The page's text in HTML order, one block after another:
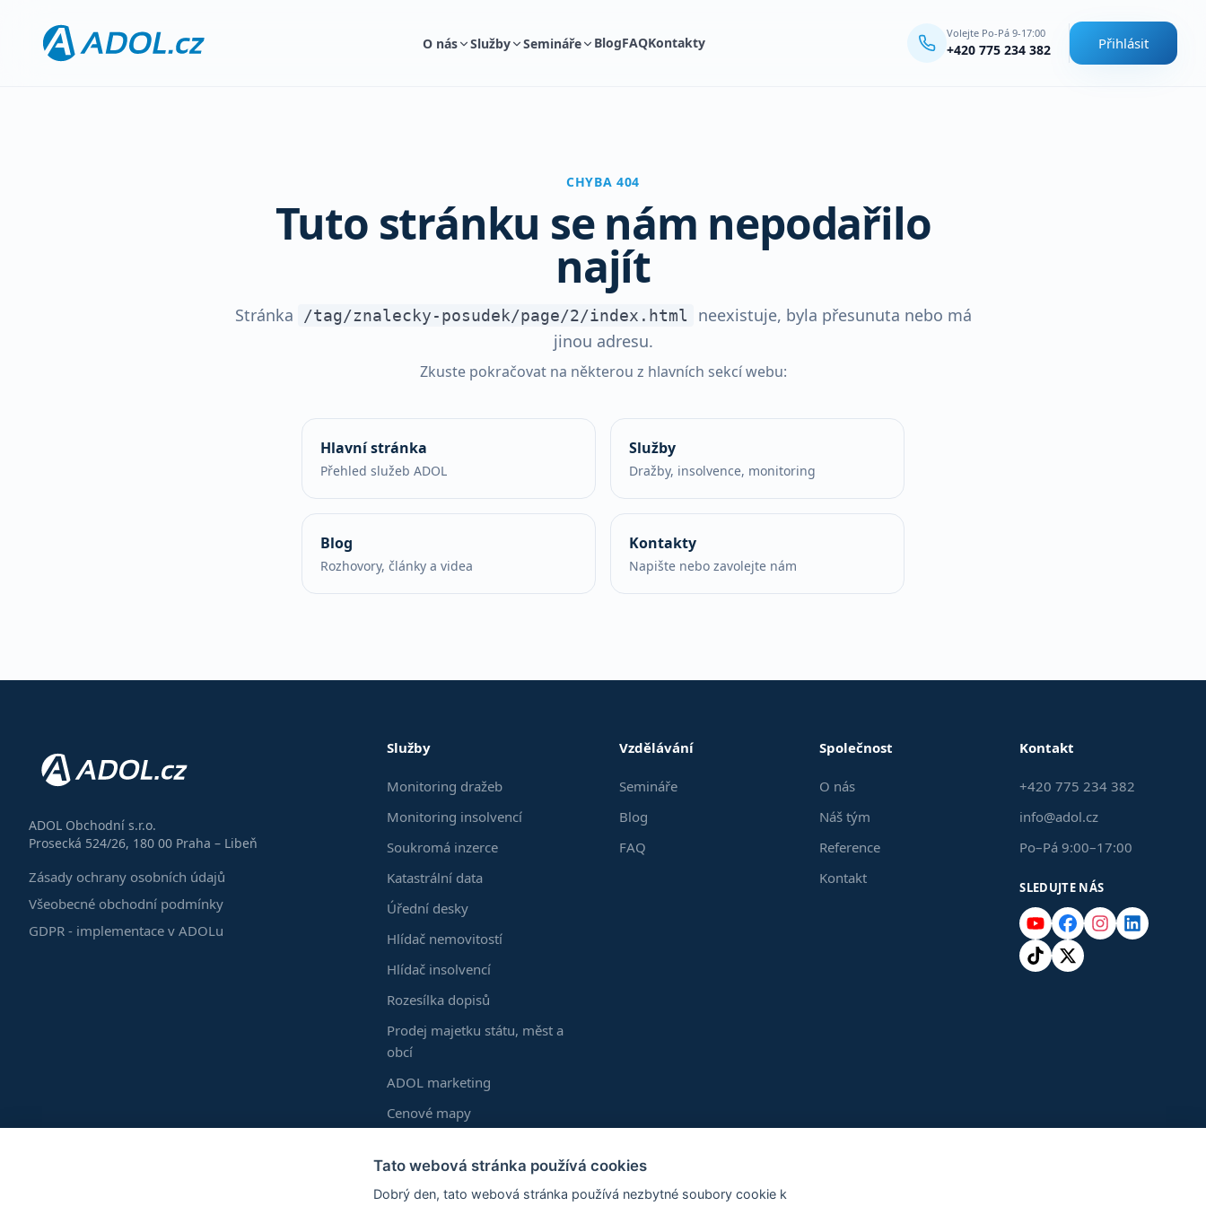
O nás Služby Semináře BlogFAQKontakty
Volejte Po-Pá 9-17:00
+420 775 234 382 Přihlásit
CHYBA 404
Tuto stránku se nám nepodařilo
najít
Stránka /tag/znalecky-posudek/page/2/index.html
neexistuje, byla přesunuta nebo má
jinou adresu.
Zkuste pokračovat na některou z hlavních sekcí webu:
Hlavní stránka
Přehled služeb ADOL
Služby
Dražby, insolvence, monitoring
Blog
Rozhovory, články a videa
Kontakty
Napište nebo zavolejte nám
ADOL Obchodní s.r.o.
Prosecká 524/26, 180 00 Praha – Libeň
Zásady ochrany osobních údajů
Všeobecné obchodní podmínky
GDPR - implementace v ADOLu
Služby
Monitoring dražeb
Monitoring insolvencí
Soukromá inzerce
Katastrální data
Úřední desky
Hlídač nemovitostí
Hlídač insolvencí
Rozesílka dopisů
Prodej majetku státu, měst a
obcí
ADOL marketing
Cenové mapy
Vlastní vrstvy
Vzdělávání
Semináře
Blog
FAQ
Společnost
O nás
Náš tým
Reference
Kontakt
Kontakt
+420 775 234 382
info@adol.cz
Po–Pá 9:00–17:00
SLEDUJTE NÁS
YouTubeFacebook
Instagram
LinkedIn
TikTok
X
Tato webová stránka používá cookies
Dobrý den, tato webová stránka používá nezbytné soubory cookie k